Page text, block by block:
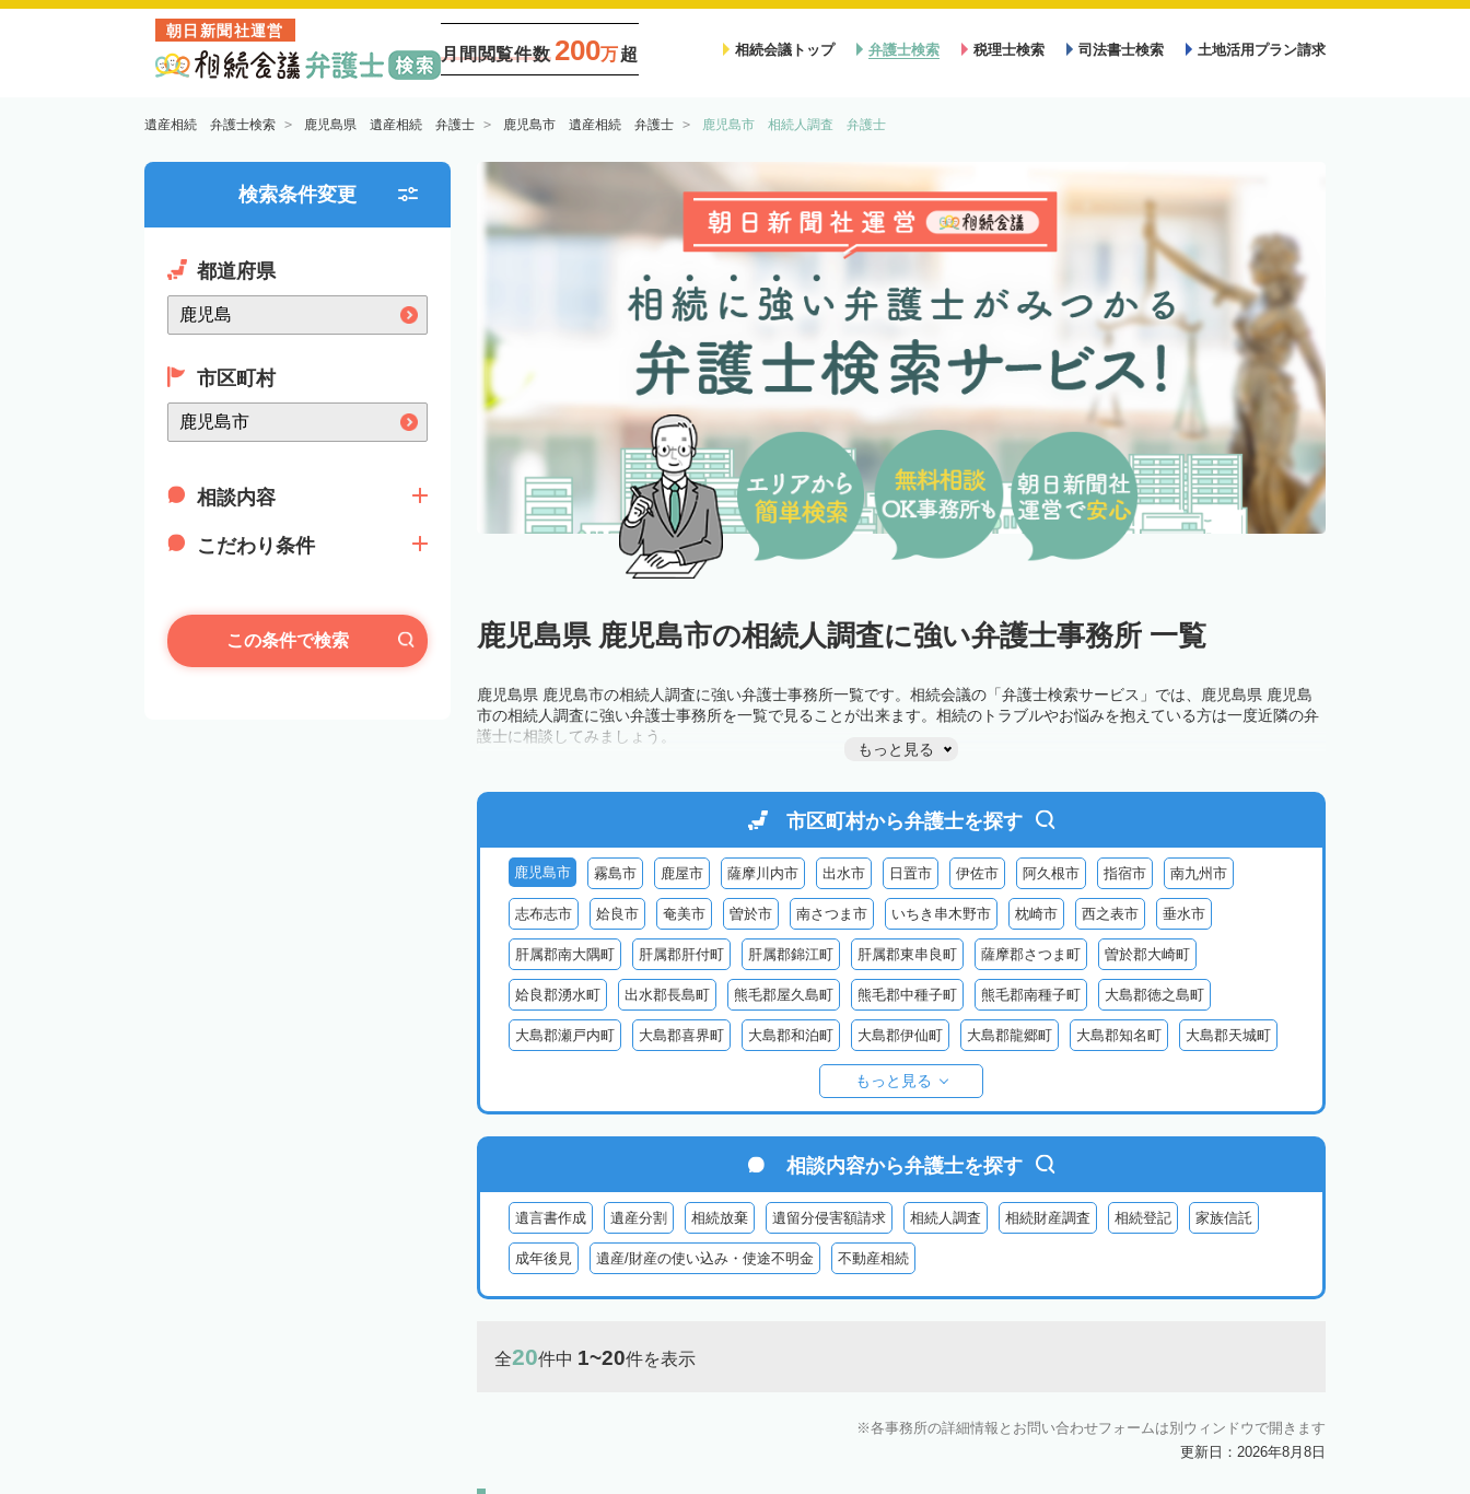
朝日新聞社運営
月間閲覧件数 200万超 相続会議トップ 弁護士検索 税理士検索 司法書士検索 土地活用プラン請求
遺産相続 弁護士検索 鹿児島県 遺産相続 弁護士 鹿児島市 遺産相続 弁護士 鹿児島市 相続人調査 弁護士
検索条件変更
都道府県
市区町村
相談内容
こだわり条件
この条件で検索 鹿児島県 鹿児島市の相続人調査に強い弁護士事務所 一覧
鹿児島県 鹿児島市の相続人調査に強い弁護士事務所一覧です。相続会議の「弁護士検索サービス」では、鹿児島県 鹿児島
市の相続人調査に強い弁護士事務所を一覧で見ることが出来ます。相続のトラブルやお悩みを抱えている方は一度近隣の弁
護士に相談してみましょう。
もっと見る
市区町村から弁護士を探す
鹿児島市 霧島市 鹿屋市 薩摩川内市 出水市 日置市 伊佐市 阿久根市 指宿市 南九州市
志布志市 姶良市 奄美市 曽於市 南さつま市 いちき串木野市 枕崎市 西之表市 垂水市
肝属郡南大隅町 肝属郡肝付町 肝属郡錦江町 肝属郡東串良町 薩摩郡さつま町 曽於郡大崎町
姶良郡湧水町 出水郡長島町 熊毛郡屋久島町 熊毛郡中種子町 熊毛郡南種子町 大島郡徳之島町
大島郡瀬戸内町 大島郡喜界町 大島郡和泊町 大島郡伊仙町 大島郡龍郷町 大島郡知名町 大島郡天城町
鹿児島郡十島村
もっと見る
相談内容から弁護士を探す
遺言書作成 遺産分割 相続放棄 遺留分侵害額請求 相続人調査 相続財産調査 相続登記 家族信託
成年後見 遺産/財産の使い込み・使途不明金 不動産相続
全20件中 1~20件を表示
各事務所の詳細情報とお問い合わせフォームは別ウィンドウで開きます
更新日：2026年8月8日